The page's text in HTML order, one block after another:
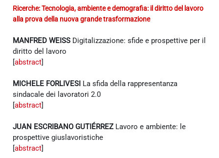
Ricerche: Tecnologia, ambiente e demografia: il diritto del lavoro
alla prova della nuova grande trasformazione
MANFRED WEISS Digitalizzazione: sfide e prospettive per il
diritto del lavoro
[abstract]
MICHELE FORLIVESI La sfida della rappresentanza
sindacale dei lavoratori 2.0
[abstract]
JUAN ESCRIBANO GUTIÉRREZ Lavoro e ambiente: le
prospettive giuslavoristiche
[abstract]